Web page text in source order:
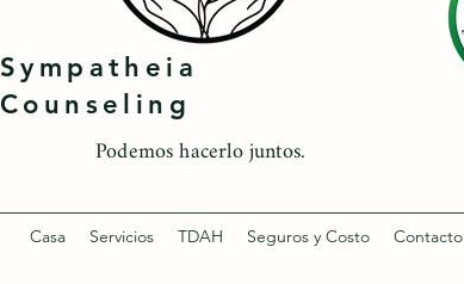
Sympatheia
Counseling
Podemos hacerlo juntos.
Casa Servicios TDAH Seguros y Costo Contacto